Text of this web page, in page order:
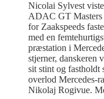
Nicolai Sylvest
ADAC GT Masters
for Zaakspeeds
med en
præstation i
stjerner, danskeren
sit stint og fastholdt
overlod Mercedes-
Nikolaj Rogivue.